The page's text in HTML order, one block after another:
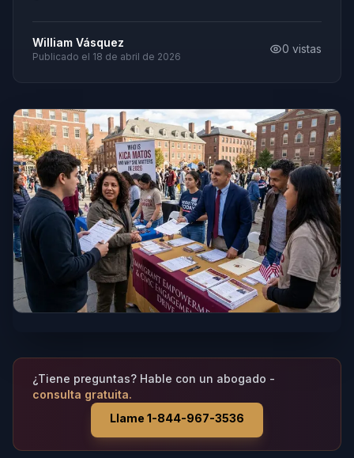
William Vásquez
Publicado el 18 de abril de 2026
0 vistas
¿Tiene preguntas? Hable con un abogado -
consulta gratuita.
Llame 1-844-967-3536